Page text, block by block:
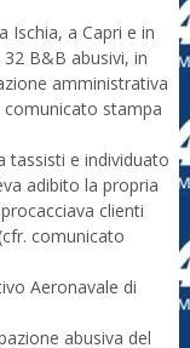
Ischia, a Capri e in
B&B abusivi, in
amministrativa
stampa
tassisti e individuato
adibito la propria
clienti
comunicato
Aeronavale di
abusiva del